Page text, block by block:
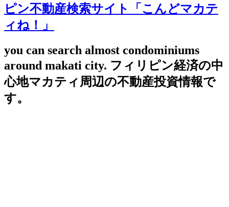
ピン不動産検索サイト「こんどマカテ
ィね！」
you can search almost condominiums
around makati city. フィリピン経済の中
心地マカティ周辺の不動産投資情報で
す。